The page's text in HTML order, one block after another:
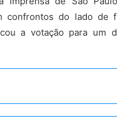
confrontos do lado de
a votação para